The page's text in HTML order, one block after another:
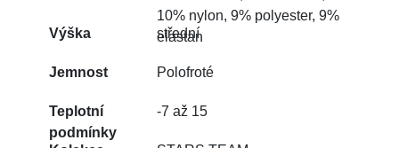
10% nylon, 9% polyester, 9%
elastan
Výška střední
Jemnost Polofroté
Teplotní
podmínky
-7 až 15